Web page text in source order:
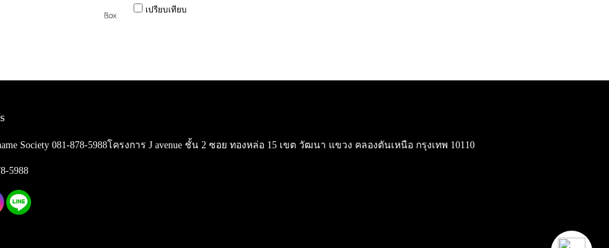
เปรียบเทียบ
Society 081-878-5988โครงการ J avenue ชั้น 2 ซอย ทองหล่อ 15 เขต วัฒนา แขวง คลองตันเหนือ กรุงเทพ 10110
5988